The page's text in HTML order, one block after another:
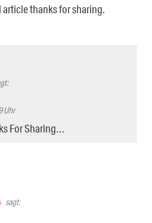
thanks for sharing.
Uhr
For Sharing…
sagt: